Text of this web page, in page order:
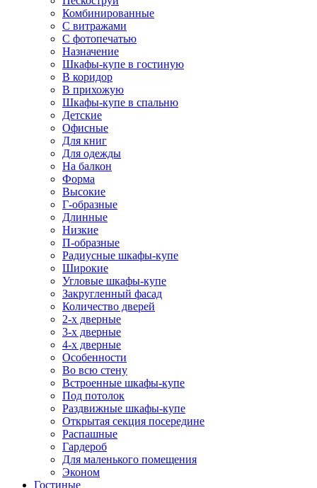
Комбинированные
С витражами
С фотопечатью
Назначение
Шкафы-купе в гостиную
В коридор
В прихожую
Шкафы-купе в спальню
Детские
Офисные
Для книг
Для одежды
На балкон
Форма
Высокие
Г-образные
Длинные
Низкие
П-образные
Радиусные шкафы-купе
Широкие
Угловые шкафы-купе
Закругленный фасад
Количество дверей
2-х дверные
3-х дверные
4-х дверные
Особенности
Во всю стену
Встроенные шкафы-купе
Под потолок
Раздвижные шкафы-купе
Открытая секция посередине
Распашные
Гардероб
Для маленького помещения
Эконом
Гостиные